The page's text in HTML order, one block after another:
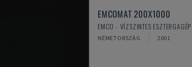
EMCOMAT 200X1000
EMCO - VÍZSZINTES ESZTERGAGÉP
NÉMETORSZÁG 2001